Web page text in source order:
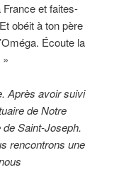
et faites-
obéit à ton père
Écoute la
Après avoir suivi
de Notre
Saint-Joseph.
rencontrons une